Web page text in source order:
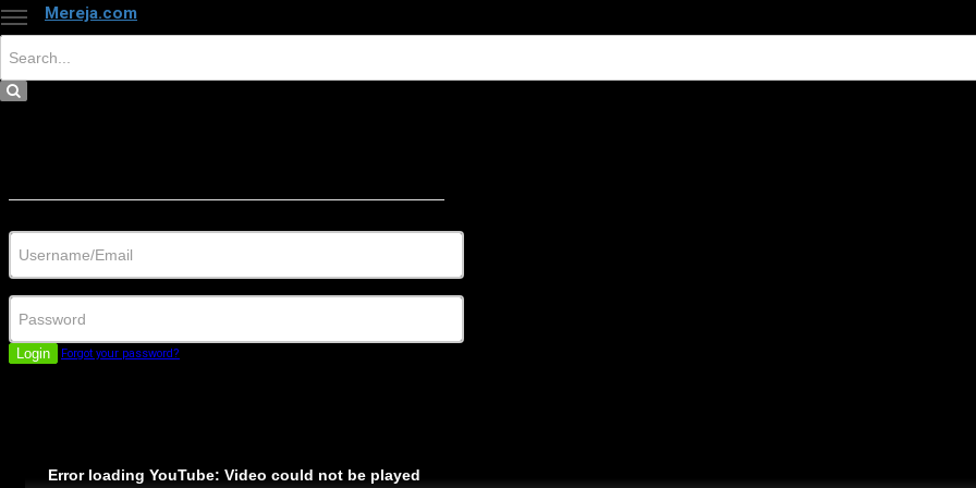
Mereja.com
Login Forgot your password?
Error loading YouTube: Video could not be played